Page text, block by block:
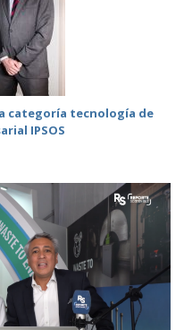
categoría tecnología de
IPSOS